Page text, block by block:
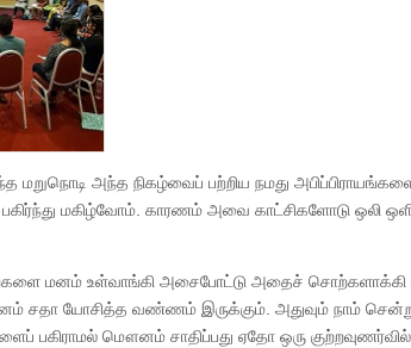
மறுநொடி அந்த நிகழ்வைப் பற்றிய நமது
மகிழ்வோம். காரணம் அவை காட்சிகளோடு ஒலி ஒளி
மனம் உள்வாங்கி அசைபோட்டு அதைச் சொற்களாக்கி
மனம் சதா யோசித்த வண்ணம் இருக்கும். அதுவும் நாம்
பகிராமல் மௌனம் சாதிப்பது ஏதோ ஒரு குற்றவுணர்வில்